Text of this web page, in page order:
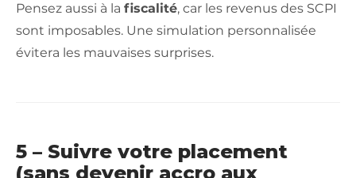
Pensez aussi à la fiscalité, car les revenus des SCPI
sont imposables. Une simulation personnalisée
évitera les mauvaises surprises.
5 – Suivre votre placement
(sans devenir accro aux